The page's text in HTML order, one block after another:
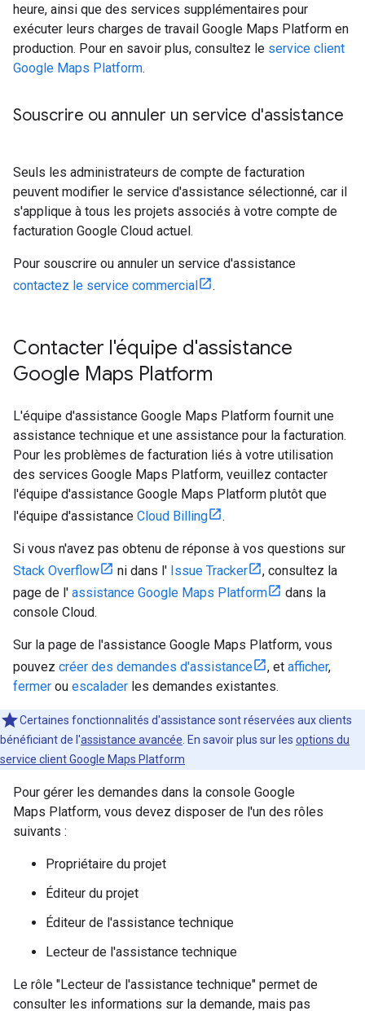
heure, ainsi que des services supplémentaires pour
exécuter leurs charges de travail Google Maps Platform en
production. Pour en savoir plus, consultez le service client
Google Maps Platform.
Souscrire ou annuler un service d'assistance
Seuls les administrateurs de compte de facturation
peuvent modifier le service d'assistance sélectionné, car il
s'applique à tous les projets associés à votre compte de
facturation Google Cloud actuel.
Pour souscrire ou annuler un service d'assistance
contactez le service commercial
.
Contacter l'équipe d'assistance
Google Maps Platform
L'équipe d'assistance Google Maps Platform fournit une
assistance technique et une assistance pour la facturation.
Pour les problèmes de facturation liés à votre utilisation
des services Google Maps Platform, veuillez contacter
l'équipe d'assistance Google Maps Platform plutôt que
l'équipe d'assistance Cloud Billing .
Si vous n'avez pas obtenu de réponse à vos questions sur
Stack Overflow
ni dans l' Issue Tracker
, consultez la
page de l' assistance Google Maps Platform
dans la
console Cloud.
Sur la page de l'assistance Google Maps Platform, vous
pouvez créer des demandes d'assistance , et afficher,
fermer ou escalader les demandes existantes.
Certaines fonctionnalités d'assistance sont réservées aux clients
bénéficiant de l'assistance avancée . En savoir plus sur les options du
service client Google Maps Platform
Pour gérer les demandes dans la console Google
Maps Platform, vous devez disposer de l'un des rôles
suivants :
Propriétaire du projet
Éditeur du projet
Éditeur de l'assistance technique
Lecteur de l'assistance technique
Le rôle "Lecteur de l'assistance technique" permet de
consulter les informations sur la demande, mais pas